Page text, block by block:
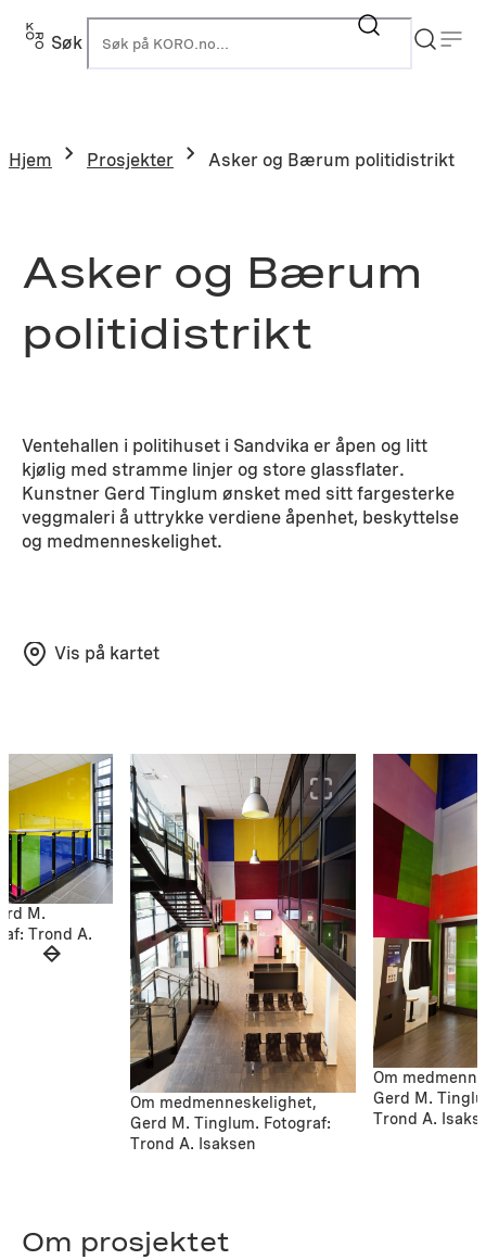
Hopp
Søk
Hjem Prosjekter Asker og Bærum politidistrikt
Asker og Bærum
politidistrikt
Ventehallen i politihuset i Sandvika er åpen og litt
kjølig med stramme linjer og store glassflater.
Kunstner Gerd Tinglum ønsket med sitt fargesterke
veggmaleri å uttrykke verdiene åpenhet, beskyttelse
og medmenneskelighet.
Vis på kartet
M.
Trond A.
Om medmenneskelighet,
Gerd M. Tinglum. Fotograf:
Trond A. Isaksen
Om
Gerd M.
Trond A.
Om prosjektet